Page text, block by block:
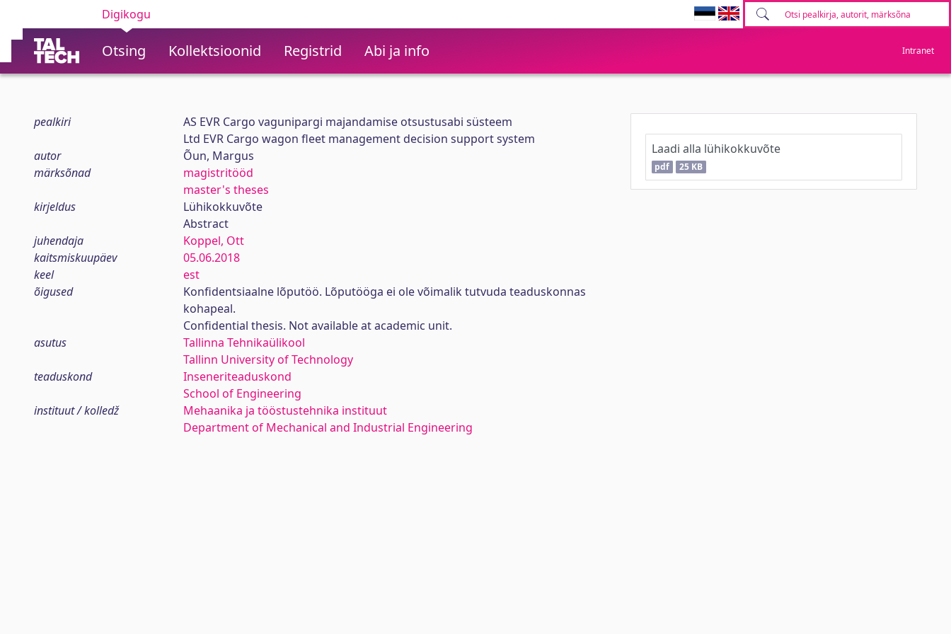
Digikogu
Otsing Kollektsioonid Registrid Abi ja info Intranet
pealkiri
AS EVR Cargo vagunipargi majandamise otsustusabi süsteem
Ltd EVR Cargo wagon fleet management decision support system
autor
Õun, Margus
märksõnad
magistritööd
master's theses
kirjeldus
Lühikokkuvõte
Abstract
juhendaja
Koppel, Ott
kaitsmiskuupäev
05.06.2018
keel
est
õigused
Konfidentsiaalne lõputöö. Lõputööga ei ole võimalik tutvuda teaduskonnas
kohapeal.
Confidential thesis. Not available at academic unit.
asutus
Tallinna Tehnikaülikool
Tallinn University of Technology
teaduskond
Inseneriteaduskond
School of Engineering
instituut / kolledž
Mehaanika ja tööstustehnika instituut
Department of Mechanical and Industrial Engineering
Laadi alla lühikokkuvõte
pdf 25 KB